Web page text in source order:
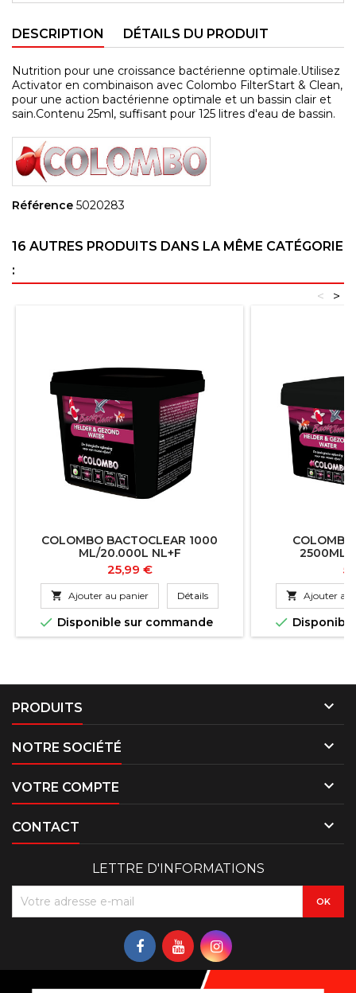
DESCRIPTION DÉTAILS DU PRODUIT
Nutrition pour une croissance bactérienne optimale.Utilisez
Activator en combinaison avec Colombo FilterStart & Clean,
pour une action bactérienne optimale et un bassin clair et
sain.Contenu 25ml, suffisant pour 125 litres d'eau de bassin.
Référence 5020283
16 AUTRES PRODUITS DANS LA MÊME CATÉGORIE
:
>
<
COLOMBO BACTOCLEAR 1000
ML/20.000L NL+F
Prix
25,99 €
 Ajouter au panier Détails
 Disponible sur commande
2500ML/
 Ajouter au

PRODUITS 
NOTRE SOCIÉTÉ 
VOTRE COMPTE 
CONTACT 
LETTRE D'INFORMATIONS